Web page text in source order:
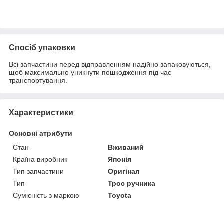
Спосіб упаковки
Всі запчастини перед відправленням надійно запаковуються,
щоб максимально уникнути пошкодження під час
транспортування.
Характеристики
Основні атрибути
Стан
Вживаний
Країна виробник
Японія
Тип запчастини
Оригінал
Тип
Трос ручника
Сумісність з маркою
Toyota